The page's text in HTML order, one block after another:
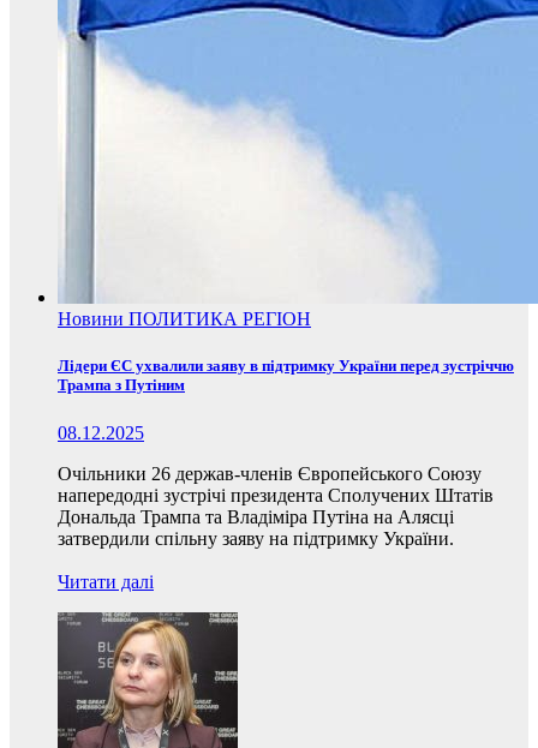
Новини ПОЛИТИКА РЕГІОН
Лідери ЄС ухвалили заяву в підтримку України перед зустріччю
Трампа з Путіним
08.12.2025
Очільники 26 держав-членів Європейського Союзу
напередодні зустрічі президента Сполучених Штатів
Дональда Трампа та Владіміра Путіна на Алясці
затвердили спільну заяву на підтримку України.
Читати далі